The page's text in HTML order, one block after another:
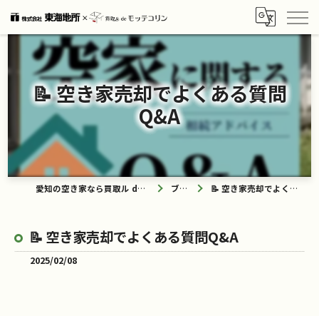
📝 空き家売却でよくある質問
Q&A
愛知の空き家なら買取ル de モッテコリン ブログ 📝 空き家売却でよくある質問Q&A
📝 空き家売却でよくある質問Q&A
2025/02/08